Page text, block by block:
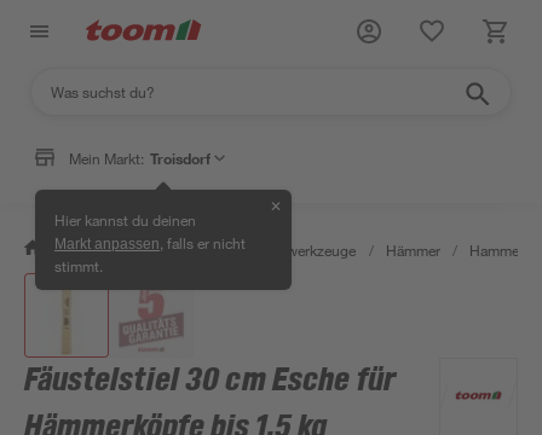
Mein Markt: Troisdorf
Hier kannst du deinen
Markt anpassen , falls er nicht
stimmt.
✕
/ Werkstatt & Maschinen / Handwerkzeuge / Hämmer /
Fäustelstiel 30 cm Esche für
Hämmerköpfe bis 1,5 kg